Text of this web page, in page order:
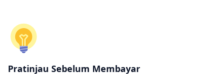
Pratinjau Sebelum Membayar